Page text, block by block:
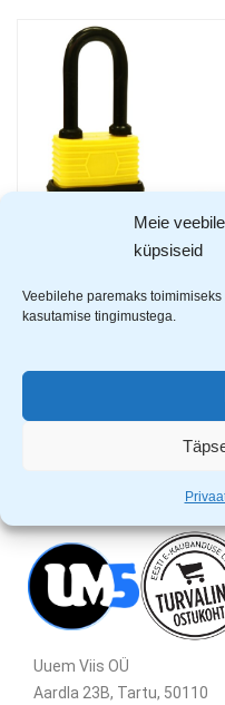
Meie
küpsiseid
Veebilehe paremaks
kasutamise tingimustega.
5,99€
Uuem Viis OÜ
Aardla 23B, Tartu, 50110